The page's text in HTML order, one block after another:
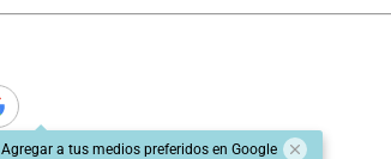
Agregar a tus medios preferidos en Google